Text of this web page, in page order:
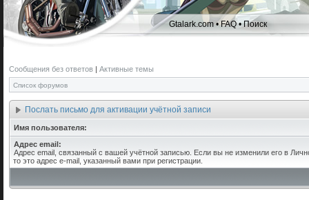
Gtalark.com •FAQ•Поиск
Сообщения без ответов | Активные темы
Список форумов
Послать письмо для активации учётной записи
Имя пользователя:
Адрес email:
Адрес email, связанный с вашей учётной записью. Если вы не изменили его в
то это адрес e-mail, указанный вами при регистрации.